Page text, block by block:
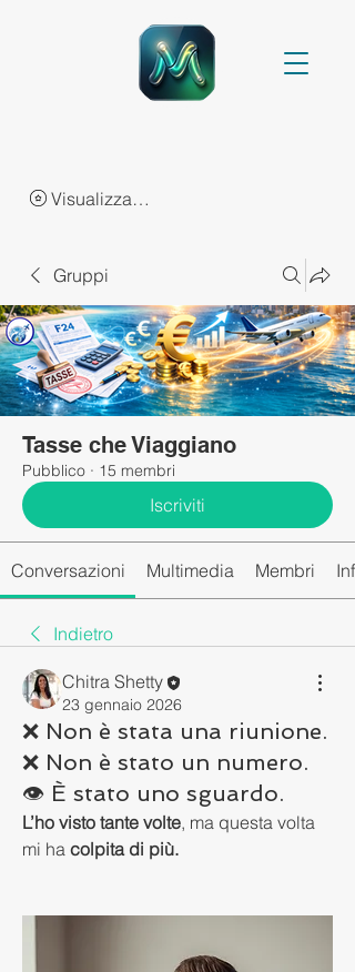
Visualizza punti
Gruppi
Tasse che Viaggiano
Pubblico · 15 membri
Iscriviti
Conversazioni Multimedia Membri Info
Indietro
Chitra Shetty
23 gennaio 2026
❌ Non è stata una riunione.
❌ Non è stato un numero.
👁️ È stato uno sguardo.
L’ho visto tante volte, ma questa volta
mi ha colpita di più.